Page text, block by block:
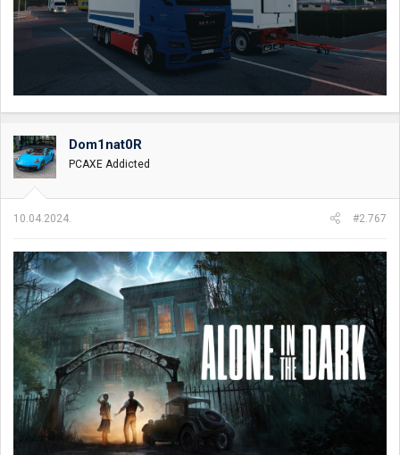
Dom1nat0R
PCAXE Addicted
10.04.2024. #2.767